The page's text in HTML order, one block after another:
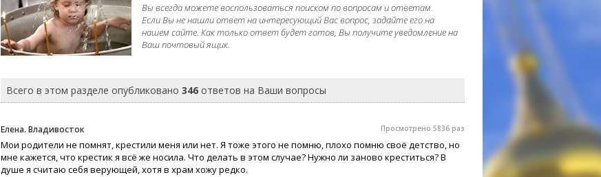
Вы всегда можете воспользоваться поиском по вопросам и ответам.
Если Вы не нашли ответ на интересующий Вас вопрос, задайте его на
нашем сайте. Как только ответ будет готов, Вы получите уведомление на
Ваш почтовый ящик.
Всего в этом разделе опубликовано 346 ответов на Ваши вопросы
Елена. Владивосток Просмотрено 5836 раз
Мои родители не помнят, крестили меня или нет. Я тоже этого не помню, плохо помню своё детство, но
мне кажется, что крестик я всё же носила. Что делать в этом случае? Нужно ли заново креститься? В
душе я считаю себя верующей, хотя в храм хожу редко.